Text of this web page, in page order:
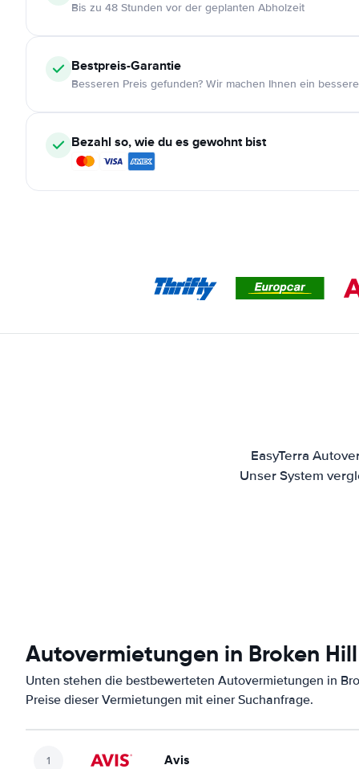
Bis zu 48 Stunden vor der geplanten Abholzeit
Bestpreis-Garantie
Besseren Preis gefunden? Wir machen Ihnen ein
Bezahl so, wie du es gewohnt bist
EasyTerra
Unser System
Autovermietungen in Broken Hill
Unten stehen die bestbewerteten Autovermietungen in
Preise dieser Vermietungen mit einer Suchanfrage.
Avis